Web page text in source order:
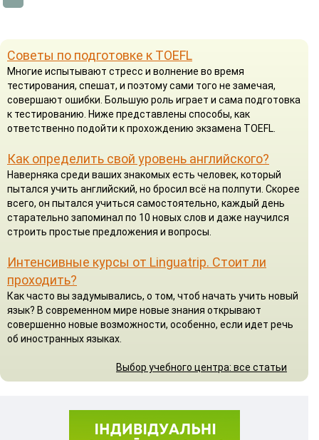
Советы по подготовке к TOEFL
Многие испытывают стресс и волнение во время
тестирования, спешат, и поэтому сами того не замечая,
совершают ошибки. Большую роль играет и сама подготовка
к тестированию. Ниже представлены способы, как
ответственно подойти к прохождению экзамена TOEFL.
Как определить свой уровень английского?
Наверняка среди ваших знакомых есть человек, который
пытался учить английский, но бросил всё на полпути. Скорее
всего, он пытался учиться самостоятельно, каждый день
старательно запоминал по 10 новых слов и даже научился
строить простые предложения и вопросы.
Интенсивные курсы от Linguatrip. Стоит ли
проходить?
Как часто вы задумывались, о том, чтоб начать учить новый
язык? В современном мире новые знания открывают
совершенно новые возможности, особенно, если идет речь
об иностранных языках.
Выбор учебного центра: все статьи